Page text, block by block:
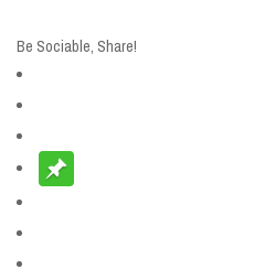
Be Sociable, Share!